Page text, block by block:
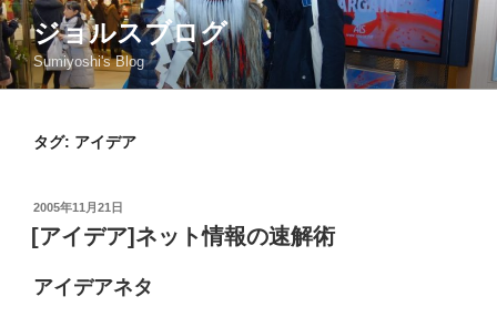
コ
ン
テ
ン
ジョルスブログ
Sumiyoshi's Blog
タグ: アイデア
投
稿
日:
2005年11月21日
[アイデア]ネット情報の速解術
アイデアネタ